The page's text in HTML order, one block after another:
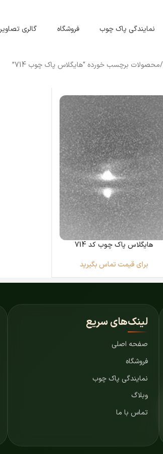
نمایندگی پاک چوب فروشگاه گالری تصاویر
محصولات برچسب خورده “هایگلاس پاک چوب 714”
هایگلاس پاک چوب کد 714
برای قیمت تماس بگیرید
لینک‌های سریع
صفحه اصلی
فروشگاه
نمایندگی پاک چوب
وبلاگ
تماس با ما